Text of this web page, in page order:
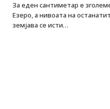
За еден сантиметар е
Езеро, а нивоата на
земјава се исти…